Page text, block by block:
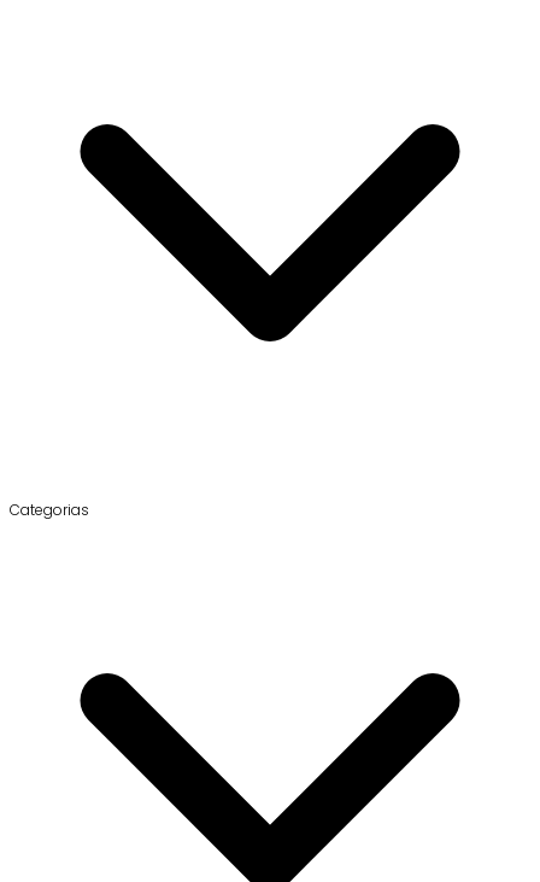
Categorias